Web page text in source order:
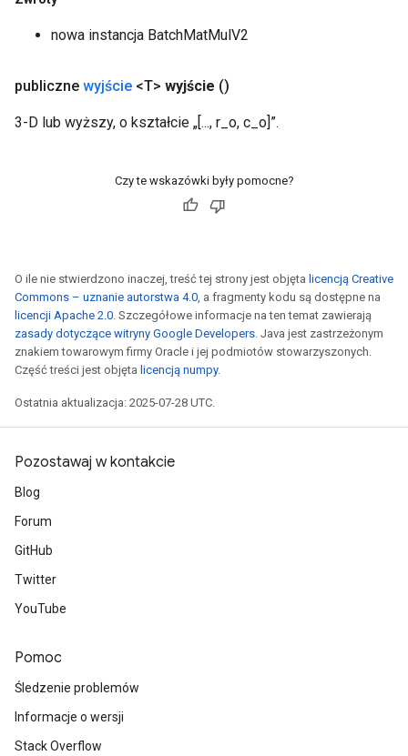
nowa instancja BatchMatMulV2
publiczne wyjście <T> wyjście ()
3-D lub wyższy, o kształcie „[..., r_o, c_o]”.
Czy te wskazówki były pomocne?
O ile nie stwierdzono inaczej, treść tej strony jest objęta licencją Creative
Commons – uznanie autorstwa 4.0, a fragmenty kodu są dostępne na
licencji Apache 2.0. Szczegółowe informacje na ten temat zawierają
zasady dotyczące witryny Google Developers. Java jest zastrzeżonym
znakiem towarowym firmy Oracle i jej podmiotów stowarzyszonych.
Część treści jest objęta licencją numpy.
Ostatnia aktualizacja: 2025-07-28 UTC.
Pozostawaj w kontakcie
Blog
Forum
GitHub
Twitter
YouTube
Pomoc
Śledzenie problemów
Informacje o wersji
Stack Overflow